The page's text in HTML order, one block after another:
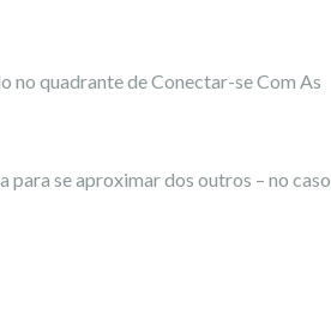
no quadrante de Conectar-se Com As
para se aproximar dos outros – no caso